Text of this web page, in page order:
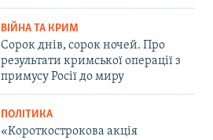
ВІЙНА ТА КРИМ
Сорок днів, сорок ночей. Про
результати кримської операції з
примусу Росії до миру
ПОЛІТИКА
«Короткострокова акція